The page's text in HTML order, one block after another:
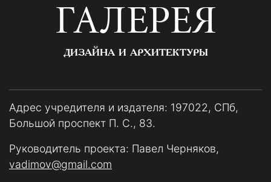
ГАЛЕРЕЯ
ДИЗАЙНА И АРХИТЕКТУРЫ
Адрес учредителя и издателя: 197022, СПб,
Большой проспект П. С., 83.
Руководитель проекта: Павел Черняков,
vadimov@gmail.com